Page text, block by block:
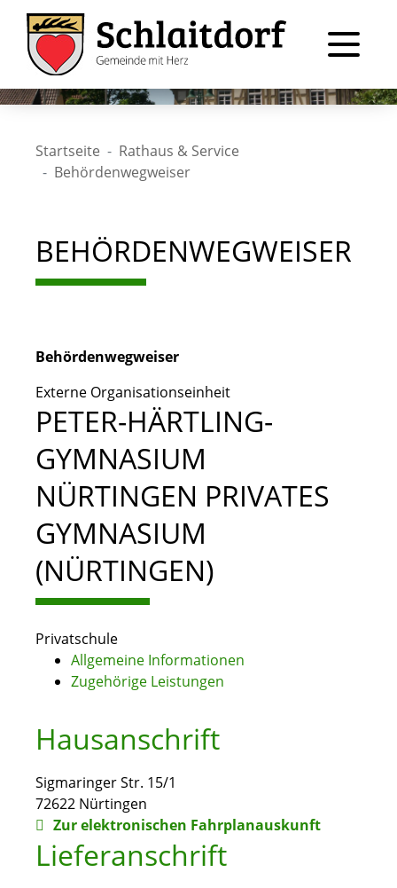
Startseite
Rathaus & Service
Behördenwegweiser
BEHÖRDENWEGWEISER
Behördenwegweiser
Externe Organisationseinheit
PETER-HÄRTLING-
GYMNASIUM
NÜRTINGEN PRIVATES
GYMNASIUM
(NÜRTINGEN)
Privatschule
Allgemeine Informationen
Zugehörige Leistungen
Hausanschrift
Sigmaringer Str. 15/1
72622 Nürtingen
Zur elektronischen Fahrplanauskunft
Lieferanschrift